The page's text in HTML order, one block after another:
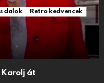
dalok Retro kedvencek
Karolj át